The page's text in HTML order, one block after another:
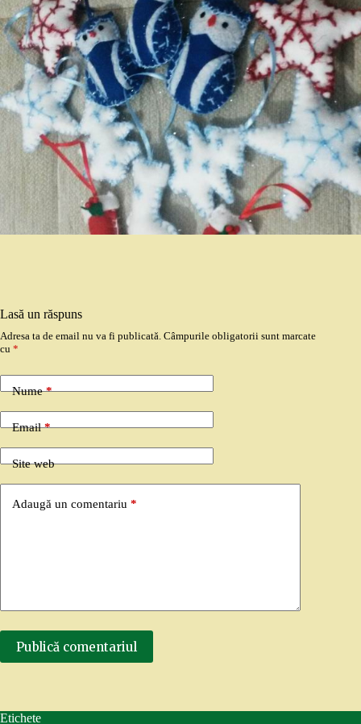
Lasă un răspuns
Adresa ta de email nu va fi publicată. Câmpurile obligatorii sunt marcate
cu *
Nume*
Email*
Site web
Adaugă un comentariu *
Publică comentariul
Etichete